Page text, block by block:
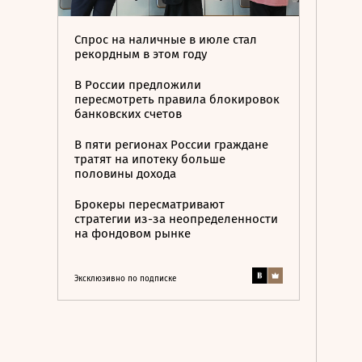
Спрос на наличные в июле стал
рекордным в этом году
В России предложили
пересмотреть правила блокировок
банковских счетов
В пяти регионах России граждане
тратят на ипотеку больше
половины дохода
Брокеры пересматривают
стратегии из-за неопределенности
на фондовом рынке
Эксклюзивно по подписке